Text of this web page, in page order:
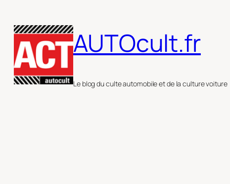
au
contenu
AUTOcult.fr
Le blog du culte automobile et de la culture voiture